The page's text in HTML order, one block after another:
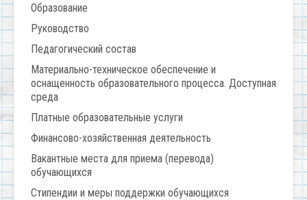
Образование
Руководство
Педагогический состав
Материально-техническое обеспечение и
оснащенность образовательного процесса. Доступная
среда
Платные образовательные услуги
Финансово-хозяйственная деятельность
Вакантные места для приема (перевода)
обучающихся
Стипендии и меры поддержки обучающихся